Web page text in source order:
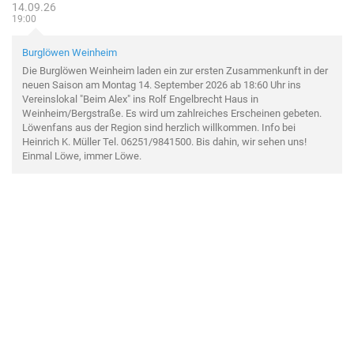
14.09.26
19:00
Burglöwen Weinheim
Die Burglöwen Weinheim laden ein zur ersten Zusammenkunft in der
neuen Saison am Montag 14. September 2026 ab 18:60 Uhr ins
Vereinslokal "Beim Alex" ins Rolf Engelbrecht Haus in
Weinheim/Bergstraße. Es wird um zahlreiches Erscheinen gebeten.
Löwenfans aus der Region sind herzlich willkommen. Info bei
Heinrich K. Müller Tel. 06251/9841500. Bis dahin, wir sehen uns!
Einmal Löwe, immer Löwe.